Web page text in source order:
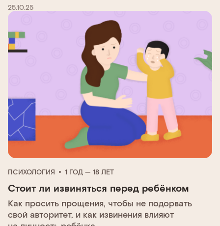
25.10.25
ПСИХОЛОГИЯ 1 ГОД — 18 ЛЕТ
Стоит ли извиняться перед ребёнком
Как просить прощения, чтобы не подорвать
свой авторитет, и как извинения влияют